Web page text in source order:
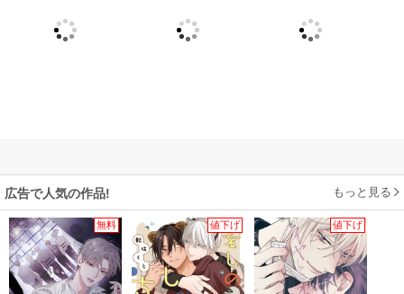
広告で人気の作品! もっと見る
無料 値下げ 値下げ